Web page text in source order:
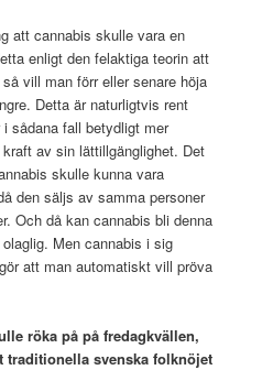
att cannabis skulle vara en
enligt den felaktiga teorin att
vill man förr eller senare höja
Detta är naturligtvis rent
sådana fall betydligt mer
av sin lättillgänglighet. Det
skulle kunna vara
den säljs av samma personer
Och då kan cannabis bli denna
Men cannabis i sig
att man automatiskt vill pröva
röka på på fredagkvällen,
traditionella svenska folknöjet